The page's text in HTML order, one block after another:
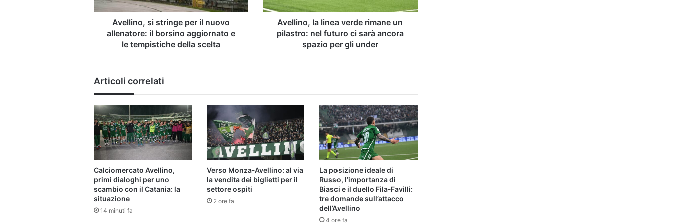
borsino
aggiornatoAvellino, si stringe per il nuovo
allenatore: il borsino aggiornato e
le tempistiche della scelta
futuro
Avellino, la linea verde rimane un
pilastro: nel futuro ci sarà ancora
spazio per gli under
Articoli correlati
Calciomercato Avellino,
primi dialoghi per uno
scambio con il Catania: la
situazione
14 minuti fa
Verso Monza‑Avellino: al via
la vendita dei biglietti per il
settore ospiti
2 ore fa
La posizione ideale di
Russo, l’importanza di
Biasci e il duello Fila‑Favilli:
tre domande sull’attacco
dell’Avellino
4 ore fa